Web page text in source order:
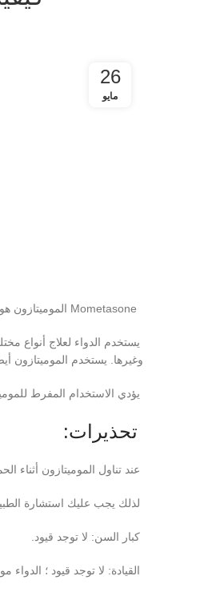
26
مايو
يستخدم الدواء لعلاج أنواع
وغيرها. يستخدم الموميتازون
يؤدي الاستخدام المفرط
تحذيرات:
عند تناول الموميتازون أثناء
لذلك يجب عليك استشارة
كبار السن: لا توجد قيود.
القيادة: لا توجد قيود ؛ الدواء